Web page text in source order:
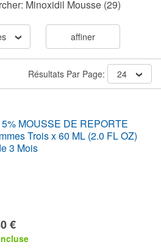
Minoxidil Mousse (29)
affiner
Résultats Par Page: 24
MOUSSE DE REPORTE
Trois x 60 ML (2.0 FL OZ)
3 Mois
€